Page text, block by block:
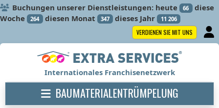
Buchungen unserer Dienstleistungen: heute 66 diese
Woche
264 diesen Monat 347 dieses Jahr 11 206
VERDIENEN SIE MIT UNS
Internationales Franchisenetzwerk
BAUMATERIALENTRÜMPELUNG